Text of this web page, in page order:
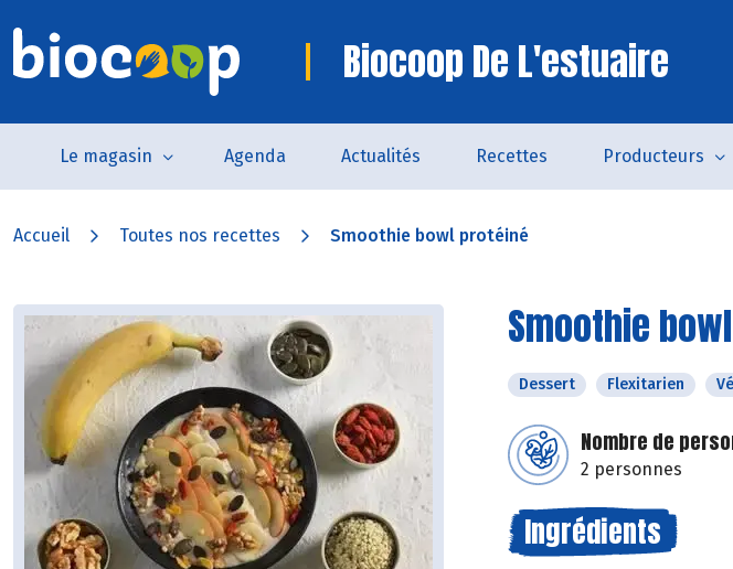
Biocoop De L'estuaire
Le magasin Agenda Actualités Recettes Producteurs
Accueil Toutes nos recettes Smoothie bowl protéiné
Smoothie
Dessert Flexitarien
Nombre de
2 personnes
Ingrédients